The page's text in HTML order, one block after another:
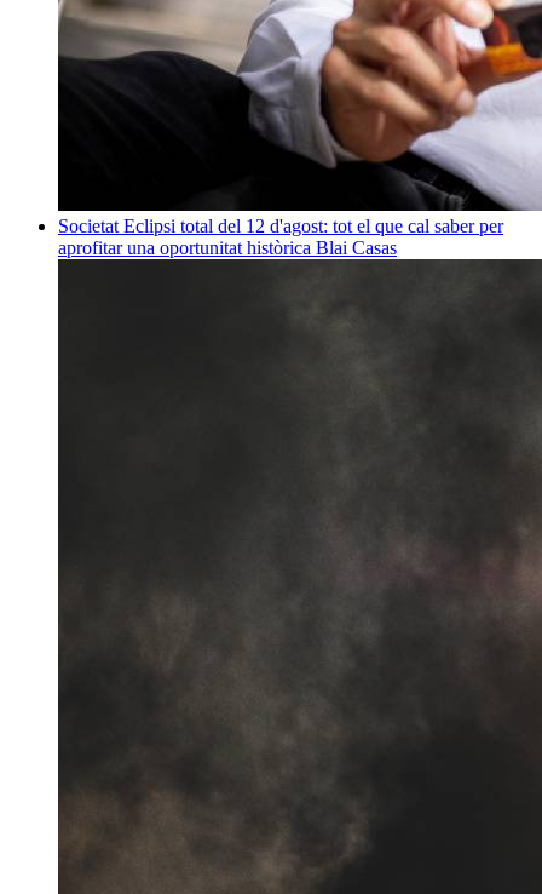
Societat Eclipsi total del 12 d'agost: tot el que cal saber per
aprofitar una oportunitat històrica Blai Casas